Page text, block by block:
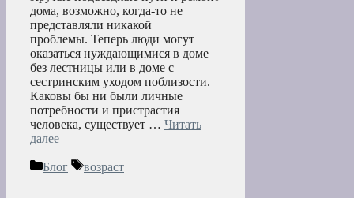
дома, возможно, когда-то не
представляли никакой
проблемы. Теперь люди могут
оказаться нуждающимися в доме
без лестницы или в доме с
сестринским уходом поблизости.
Каковы бы ни были личные
потребности и пристрастия
человека, существует … Читать
далее
Рубрики
Блог Метки
возраст